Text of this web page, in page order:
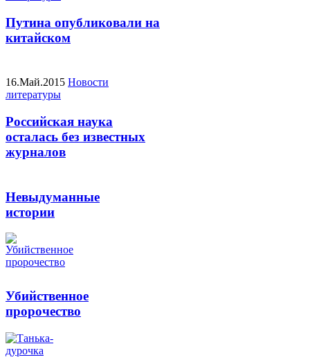
Путина опубликовали на
китайском
16.Май.2015 Новости
литературы
Российская наука
осталась без известных
журналов
Невыдуманные
истории
Убийственное
пророчество